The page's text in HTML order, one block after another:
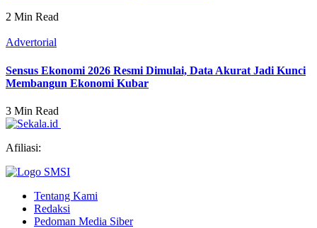
2 Min Read
Advertorial
Sensus Ekonomi 2026 Resmi Dimulai, Data Akurat Jadi Kunci
Membangun Ekonomi Kubar
3 Min Read
Afiliasi:
Tentang Kami
Redaksi
Pedoman Media Siber